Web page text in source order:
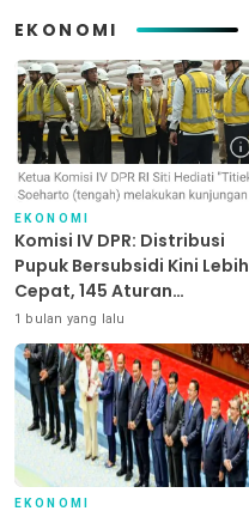
EKONOMI
EKONOMI
Komisi IV DPR: Distribusi
Pupuk Bersubsidi Kini Lebih
Cepat, 145 Aturan
Dipangkas
1 bulan yang lalu
EKONOMI